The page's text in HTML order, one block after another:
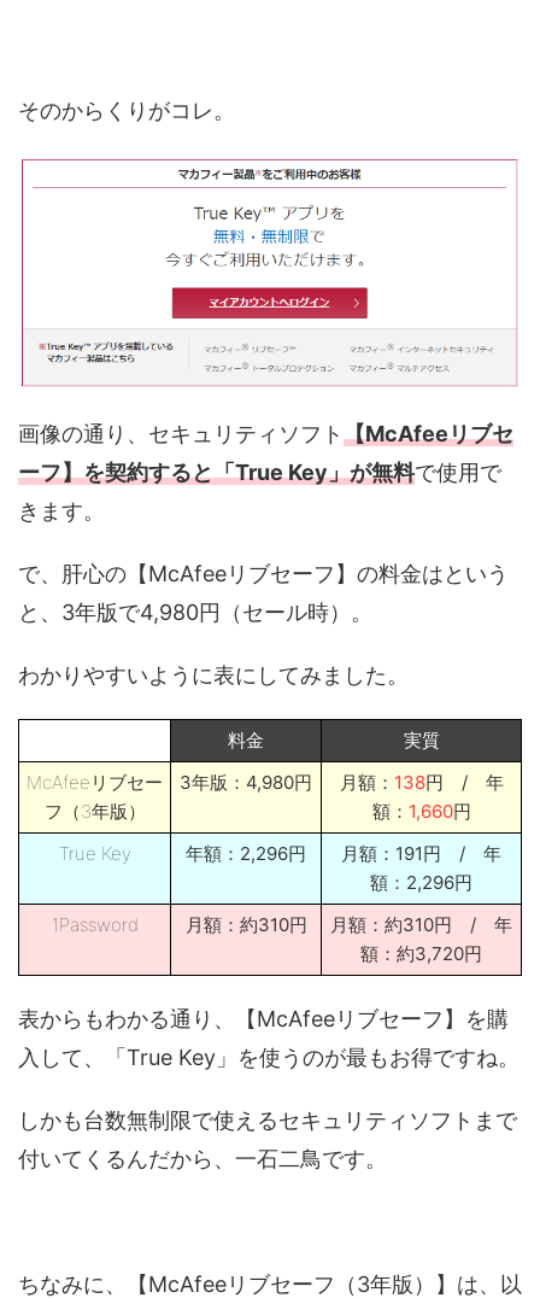
そのからくりがコレ。
画像の通り、セキュリティソフト【McAfeeリブセ
ーフ】を契約すると「True Key」が無料で使用で
きます。
で、肝心の【McAfeeリブセーフ】の料金はという
と、3年版で4,980円（セール時）。
わかりやすいように表にしてみました。
料金
実質
McAfeeリブセー
フ（3年版）
3年版：4,980円 月額： 138円 / 年
額： 1,660円
True Key
年額：2,296円
月額：191円 / 年
額：2,296円
1Password
月額：約310円
月額：約310円 / 年
額：約3,720円
表からもわかる通り、【McAfeeリブセーフ】を購
入して、「True Key」を使うのが最もお得ですね。
しかも台数無制限で使えるセキュリティソフトまで
付いてくるんだから、一石二鳥です。
ちなみに、【McAfeeリブセーフ（3年版）】は、以